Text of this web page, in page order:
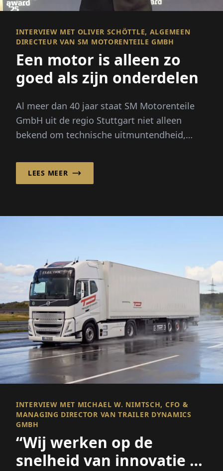
INTERVIEW MET OLIVER SCHÖTTLE, ALGEMEEN
DIRECTEUR VAN SM MOTORENTEILE GMBH
Een motor is alleen zo
goed als zijn onderdelen
Al meer dan 40 jaar staat SM Motorenteile
GmbH uit de regio Stuttgart niet alleen
bekend om technische uitmuntendheid,
LEES MEER
INTERVIEW MET MICHAEL W. NIMTSCH, CFO &
MANAGING DIRECTOR VAN TRAILER DYNAMICS
GMBH
“Wij werken op de
snelheid van innovatie –